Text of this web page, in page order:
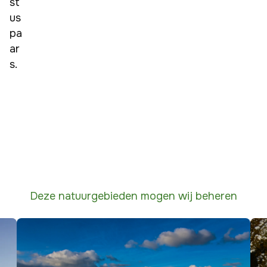
us
pa
ar
s.
Deze natuurgebieden mogen wij beheren